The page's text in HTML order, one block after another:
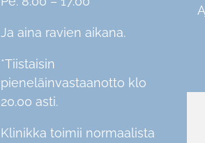
Ja aina ravien aikana.
*Tiistaisin
pieneläinvastaanotto klo
20.00 asti.
Klinikka toimii normaalista